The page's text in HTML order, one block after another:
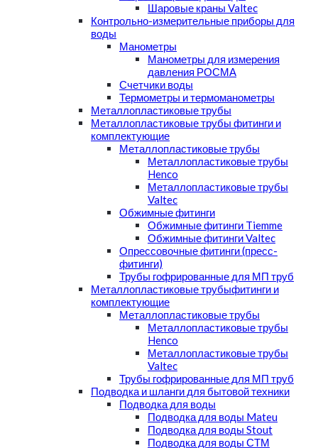
Шаровые краны Valtec
Контрольно-измерительные приборы для
воды
Манометры
Манометры для измерения
давления РОСМА
Счетчики воды
Термометры и термоманометры
Металлопластиковые трубы
Металлопластиковые трубы фитинги и
комплектующие
Металлопластиковые трубы
Металлопластиковые трубы
Henco
Металлопластиковые трубы
Valtec
Обжимные фитинги
Обжимные фитинги Tiemme
Обжимные фитинги Valtec
Опрессовочные фитинги (пресс-
фитинги)
Трубы гофрированные для МП труб
Металлопластиковые трубыфитинги и
комплектующие
Металлопластиковые трубы
Металлопластиковые трубы
Henco
Металлопластиковые трубы
Valtec
Трубы гофрированные для МП труб
Подводка и шланги для бытовой техники
Подводка для воды
Подводка для воды Mateu
Подводка для воды Stout
Подводка для воды СТМ